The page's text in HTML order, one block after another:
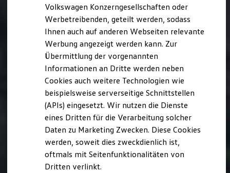
Werkbesichtigung
Factory visit
Lifestyle Shop
Golf Kollektion
ID. Kollektion
Volkswagen Kollektion
GTI Kollektion
Fußball Drop
we drive football
#wedriveproud
Besitzer und Service
myVolkswagen
Software Updates
Service und Ersatzteile
Inspektion und HU/AU
Reparaturen und Checks
Volkswagen Konzerngesellschaften oder
Werbetreibenden, geteilt werden, sodass
Ihnen auch auf anderen Webseiten relevante
Werbung angezeigt werden kann. Zur
Übermittlung der vorgenannten
Informationen an Dritte werden neben
Cookies auch weitere Technologien wie
beispielsweise serverseitige Schnittstellen
(APIs) eingesetzt. Wir nutzen die Dienste
eines Dritten für die Verarbeitung solcher
Daten zu Marketing Zwecken. Diese Cookies
werden, soweit dies zweckdienlich ist,
oftmals mit Seitenfunktionalitäten von
Dritten verlinkt.